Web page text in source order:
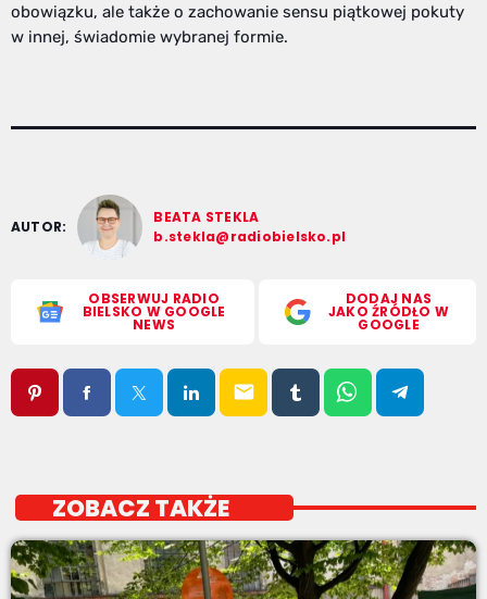
obowiązku, ale także o zachowanie sensu piątkowej pokuty
w innej, świadomie wybranej formie.
AUTOR:
BEATA STEKLA
b.stekla@radiobielsko.pl
OBSERWUJ RADIO
BIELSKO W GOOGLE
NEWS
DODAJ NAS
JAKO ŹRÓDŁO W
GOOGLE
email
ZOBACZ TAKŻE